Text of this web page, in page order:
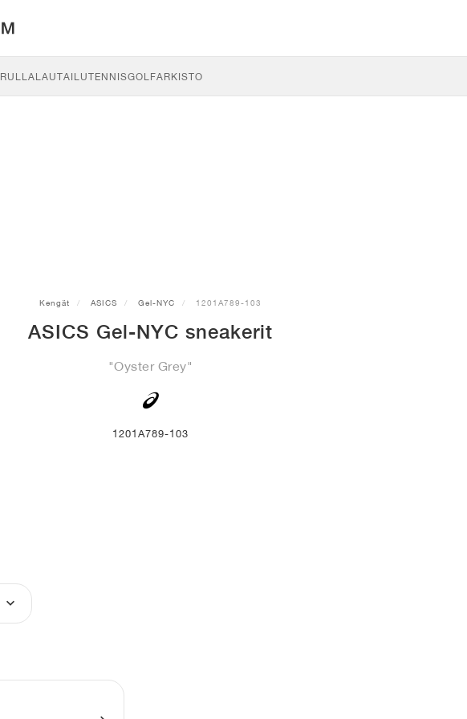
RULLALAUTAILUTENNISGOLFARKISTO
Kengät ASICS Gel-NYC 1201A789-103
ASICS Gel-NYC sneakerit
"Oyster Grey"
1201A789-103